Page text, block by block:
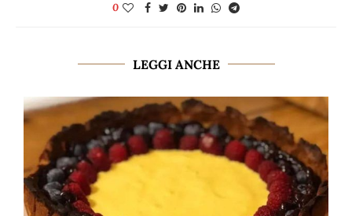
0
LEGGI ANCHE